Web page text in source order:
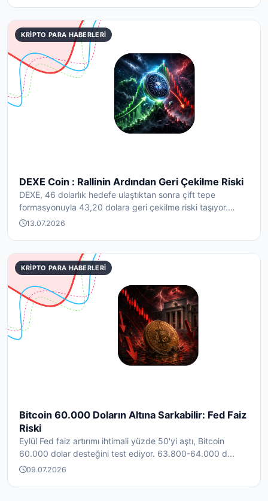
KRIPTO PARA HABERLERI
DEXE Coin : Rallinin Ardından Geri Çekilme Riski
DEXE, 46 dolarlık hedefe ulaştıktan sonra çift tepe
formasyonuyla 43,20 dolara geri çekilme riski taşıyor.
Tas...
13.07.2026
KRIPTO PARA HABERLERI
Bitcoin 60.000 Doların Altına Sarkabilir: Fed Faiz
Riski
Eylül Fed faiz artırımı ihtimali yüzde 50'yi aştı, Bitcoin
60.000 dolar desteğini test ediyor. 63.800-64.000 d...
09.07.2026